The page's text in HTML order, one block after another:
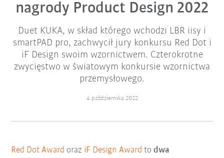
nagrody Product Design 2022
Duet KUKA, w skład którego wchodzi LBR iisy i
smartPAD pro, zachwycił jury konkursu Red Dot i
iF Design swoim wzornictwem. Czterokrotne
zwycięstwo w światowym konkursie wzornictwa
przemysłowego.
4 października 2022
Red Dot Award oraz iF Design Award todwa